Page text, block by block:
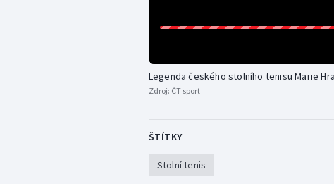
Legenda českého stolního tenisu Marie
Zdroj: ČT sport
ŠTÍTKY
Stolní tenis